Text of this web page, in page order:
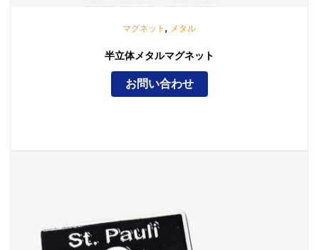
マグネット , メタル
半立体メタルマグネット
お問い合わせ